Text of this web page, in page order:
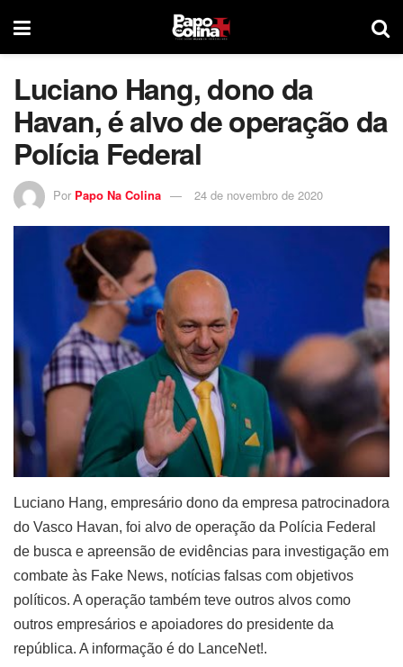
Luciano Hang, dono da
Havan, é alvo de operação da
Polícia Federal
Por Papo Na Colina 24 de novembro de 2020
Luciano Hang, empresário dono da empresa patrocinadora
do Vasco Havan, foi alvo de operação da Polícia Federal
de busca e apreensão de evidências para investigação em
combate às Fake News, notícias falsas com objetivos
políticos. A operação também teve outros alvos como
outros empresários e apoiadores do presidente da
república. A informação é do LanceNet!.